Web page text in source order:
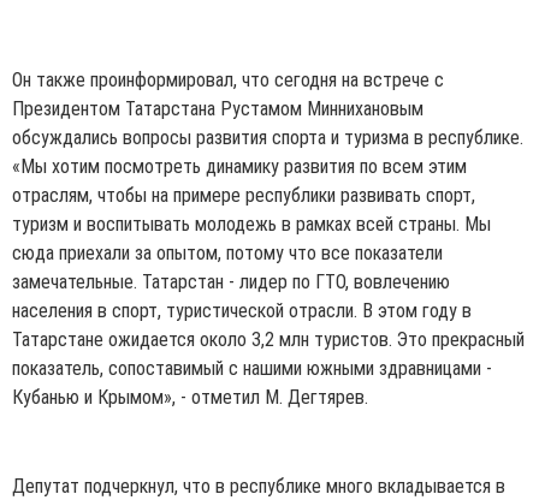
Он также проинформировал, что сегодня на встрече с
Президентом Татарстана Рустамом Миннихановым
обсуждались вопросы развития спорта и туризма в республике.
«Мы хотим посмотреть динамику развития по всем этим
отраслям, чтобы на примере республики развивать спорт,
туризм и воспитывать молодежь в рамках всей страны. Мы
сюда приехали за опытом, потому что все показатели
замечательные. Татарстан - лидер по ГТО, вовлечению
населения в спорт, туристической отрасли. В этом году в
Татарстане ожидается около 3,2 млн туристов. Это прекрасный
показатель, сопоставимый с нашими южными здравницами -
Кубанью и Крымом», - отметил М. Дегтярев.
Депутат подчеркнул, что в республике много вкладывается в